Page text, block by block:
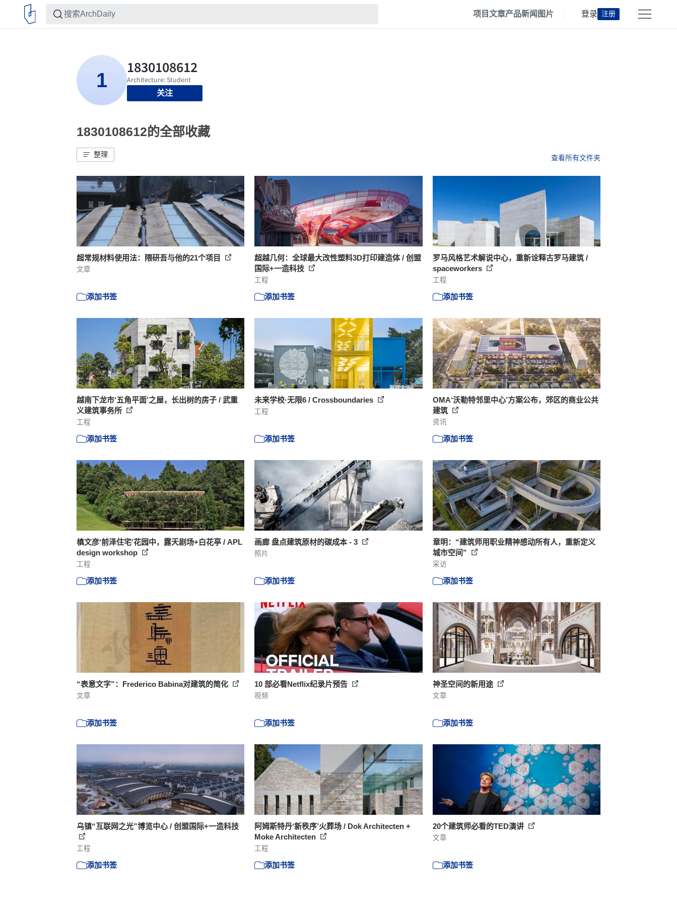
项目文章产品新闻 图片 登录 注册
关注
1830108612的全部收藏
整理 查看所有文件夹
超常规材料使用法：隈研吾与他的21个项目
文章
添加书签
超越几何：全球最大改性塑料3D打印建造体 / 创盟
国际+一造科技
工程
添加书签
罗马风格艺术解说中心，重新诠释古罗马建筑 /
spaceworkers
工程
添加书签
越南下龙市‘五角平面’之屋，长出树的房子 / 武重
义建筑事务所
工程
添加书签
未来学校·无限6 / Crossboundaries
工程
添加书签
OMA‘沃勒特邻里中心’方案公布，郊区的商业公共
建筑
资讯
添加书签
槙文彦‘前泽住宅’花园中，露天剧场+白花亭 / APL
design workshop
工程
添加书签
画廊 盘点建筑原材的碳成本 - 3
照片
添加书签
章明：“建筑师用职业精神感动所有人，重新定义
城市空间”
采访
添加书签
“表意文字”：Frederico Babina对建筑的简化
文章
添加书签
10 部必看Netflix纪录片预告
视频
添加书签
神圣空间的新用途
文章
添加书签
乌镇“互联网之光”博览中心 / 创盟国际+一造科技
工程
添加书签
阿姆斯特丹‘新秩序’火葬场 / Dok Architecten +
Moke Architecten
工程
添加书签
20个建筑师必看的TED演讲
文章
添加书签